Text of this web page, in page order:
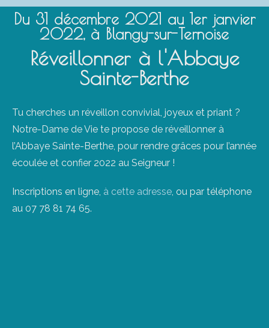
Du 31 décembre 2021 au 1er janvier
2022, à Blangy-sur-Ternoise
Réveillonner à l'Abbaye
Sainte-Berthe
Tu cherches un réveillon convivial, joyeux et priant ?
Notre-Dame de Vie te propose de réveillonner à
l’Abbaye Sainte-Berthe, pour rendre grâces pour l’année
écoulée et confier 2022 au Seigneur !
Inscriptions en ligne, à cette adresse, ou par téléphone
au 07 78 81 74 65.
ENVOYER
ENVOYER